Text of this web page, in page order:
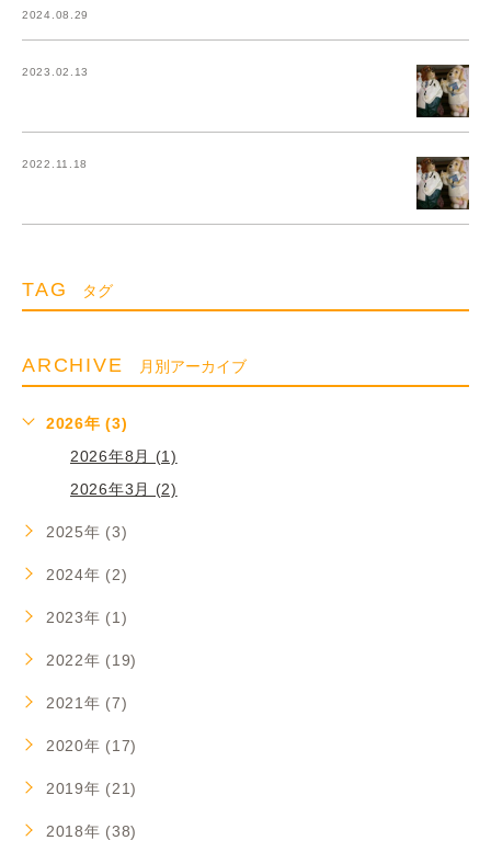
2024.08.29
2023.02.13
2022.11.18
TAG タグ
ARCHIVE 月別アーカイブ
2026年 (3)
2026年8月 (1)
2026年3月 (2)
2025年 (3)
2024年 (2)
2023年 (1)
2022年 (19)
2021年 (7)
2020年 (17)
2019年 (21)
2018年 (38)